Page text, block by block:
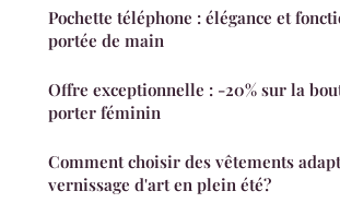
Pochette téléphone : élégance et
portée de main
Offre exceptionnelle : -20% sur la
porter féminin
Comment choisir des vêtements
vernissage d'art en plein été?